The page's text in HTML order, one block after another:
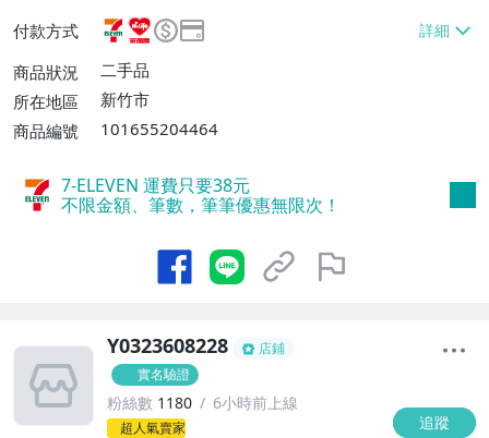
或消費滿$3000免運費】、萊爾富取貨付款
【單件運費$60、消費滿$2000免運費】、
郵局掛號【單件運費$60、滿8件或消費滿
$3000免運費】
付款方式
商品狀況
二手品
所在地區
新竹市
商品編號
101655204464
7-ELEVEN 運費只要38元
不限金額、筆數，筆筆優惠無限次！
Y0323608228
店鋪
實名驗證
粉絲數 1180 6小時前上線
超人氣賣家 追蹤